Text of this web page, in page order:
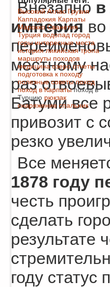
Внезапно в
империяво
местному
раз
Батуми все
привозит с
резко
Все
1878 году
честь
сделать
результате
году
Высокий Атлас Грузия
Каппадокия Карпаты
Марокко Сванетия
Турция водопад город
горы интересные места
история ликийская тропа
маршруты походов
медицина озеро отчеты
подготовка к походу
полезные советы поход
поход в Карпатыпоход в
Турцию рюкзак
снаряжение спальник